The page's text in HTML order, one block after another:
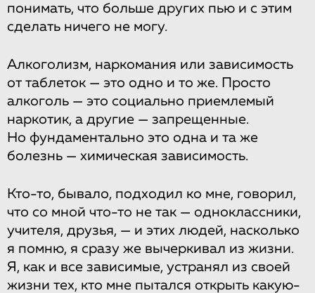
понимать, что больше других пью и с этим
сделать ничего не могу.
Алкоголизм, наркомания или зависимость
от таблеток — это одно и то же. Просто
алкоголь — это социально приемлемый
наркотик, а другие — запрещенные.
Но фундаментально это одна и та же
болезнь — химическая зависимость.
Кто-то, бывало, подходил ко мне, говорил,
что со мной что-то не так — одноклассники,
учителя, друзья, — и этих людей, насколько
я помню, я сразу же вычеркивал из жизни.
Я, как и все зависимые, устранял из своей
жизни тех, кто мне пытался открыть какую-